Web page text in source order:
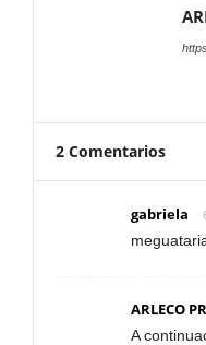
2 Comentarios
gabriela
ARLECO
A